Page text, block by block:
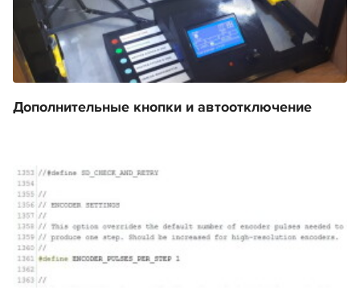
Дополнительные кнопки и автоотключение